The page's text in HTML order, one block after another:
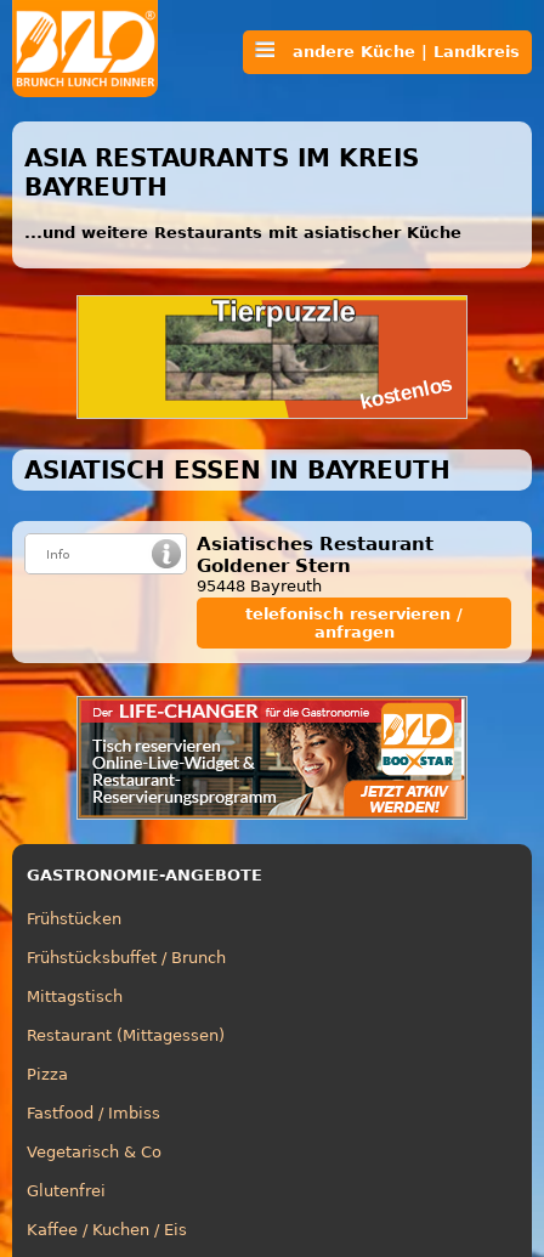
andere Küche | Landkreis
ASIA RESTAURANTS IM KREIS
BAYREUTH
...und weitere Restaurants mit asiatischer Küche
ASIATISCH ESSEN IN BAYREUTH
Asiatisches Restaurant
Goldener Stern
95448 Bayreuth
telefonisch reservieren /
anfragen
GASTRONOMIE-ANGEBOTE
Frühstücken
Frühstücksbuffet / Brunch
Mittagstisch
Restaurant (Mittagessen)
Pizza
Fastfood / Imbiss
Vegetarisch & Co
Glutenfrei
Kaffee / Kuchen / Eis